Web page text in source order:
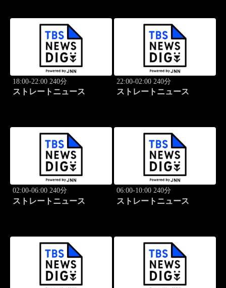
18:00-22:00 240分
ストレートニュース
22:00-02:00 240分
ストレートニュース
02:00-06:00 240分
ストレートニュース
06:00-10:00 240分
ストレートニュース